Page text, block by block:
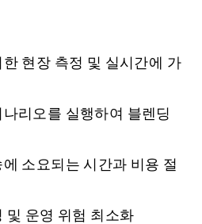
현장 측정 및 실시간에 가
리오를 실행하여 블렌딩
소요되는 시간과 비용 절
및 운영 위험 최소화